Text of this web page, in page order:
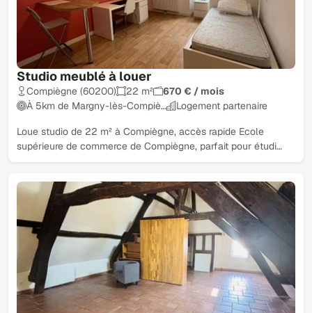
Studio meublé à louer
Compiègne (60200) 22 m²
670 € / mois
À 5km de Margny-lès-Compiè…
Logement partenaire
Loue studio de 22 m² à Compiègne, accès rapide Ecole
supérieure de commerce de Compiègne, parfait pour étudi…